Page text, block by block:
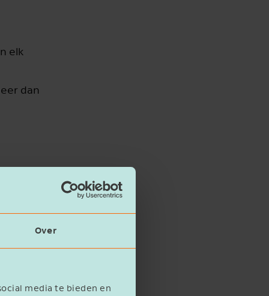
Over
media te bieden en
elk
dan
Ook
de fiscale
de btw-